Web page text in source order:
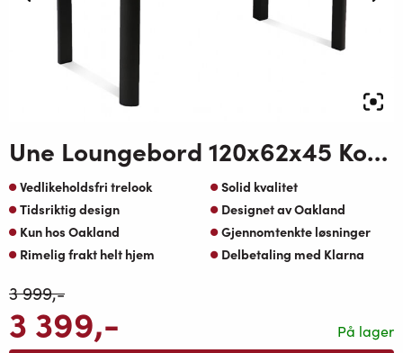
Une Loungebord 120x62x45 Koks topp med Teak OakShield aluminium
Vedlikeholdsfri trelook
Solid kvalitet
Tidsriktig design
Designet av Oakland
Kun hos Oakland
Gjennomtenkte løsninger
Rimelig frakt helt hjem
Delbetaling med Klarna
På lager
3 999,-
3 399,-